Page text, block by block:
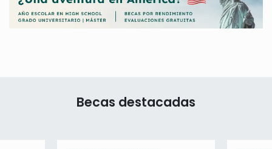
Becas destacadas